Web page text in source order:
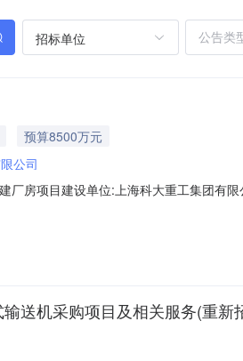
招标单位
预算8500万元
公司
厂房项目建设单位:上海科大重工集团有
送机采购项目及相关服务(重新